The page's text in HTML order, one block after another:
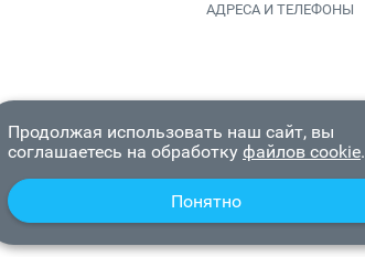
АДРЕСА И ТЕЛЕФОНЫ
Продолжая использовать наш сайт, вы
соглашаетесь на обработку файлов cookie.
Понятно